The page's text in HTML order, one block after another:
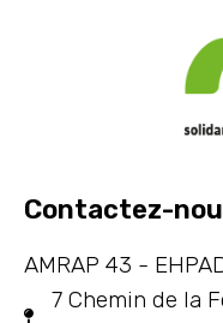
Contactez-
AMRAP 43 -
7 Chemin de la